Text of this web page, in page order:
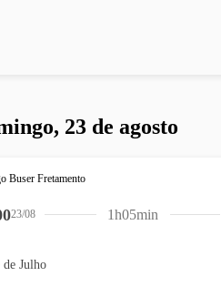
23 de agosto
23/08
de Julho
1h05min